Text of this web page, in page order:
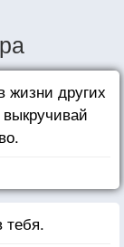
жизни других
тебя.